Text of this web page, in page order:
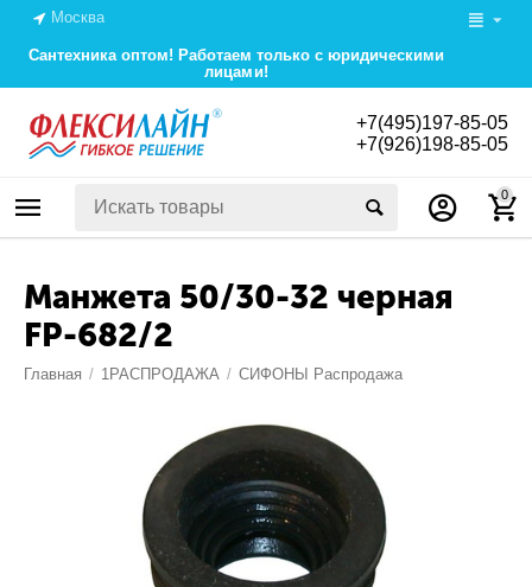
Москва
Сантехника оптом! Работаем только с юридическими
лицами!
+7(495)197-85-05
+7(926)198-85-05
0
Манжета 50/30-32 черная
FP-682/2
Главная / 1РАСПРОДАЖА / СИФОНЫ Распродажа